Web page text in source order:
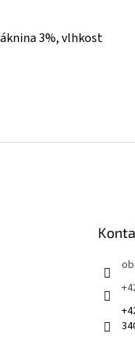
3%, vlhkost